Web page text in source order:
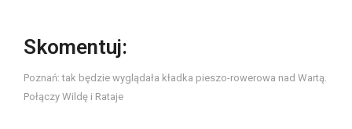
Skomentuj:
Poznań: tak będzie wyglądała kładka pieszo-rowerowa nad Wartą.
Połączy Wildę i Rataje